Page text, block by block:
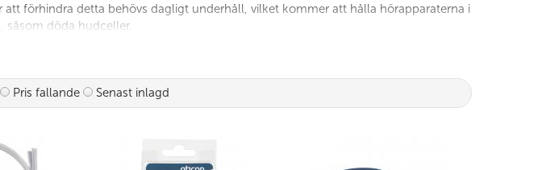
att förhindra detta behövs dagligt underhåll, vilket kommer att hålla hörapparaterna i
såsom döda hudceller.
är fuktskador. Fukt gör att de känsliga komponenterna i hörapparaterna
Pris fallande Senast inlagd